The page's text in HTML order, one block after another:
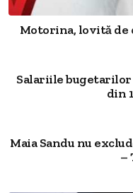
Motorina, lovită de
Salariile bugetarilor
din
Maia Sandu nu
–